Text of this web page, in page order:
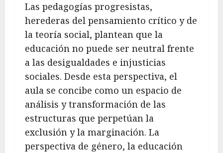
Las pedagogías progresistas,
herederas del pensamiento crítico y de
la teoría social, plantean que la
educación no puede ser neutral frente
a las desigualdades e injusticias
sociales. Desde esta perspectiva, el
aula se concibe como un espacio de
análisis y transformación de las
estructuras que perpetúan la
exclusión y la marginación. La
perspectiva de género, la educación